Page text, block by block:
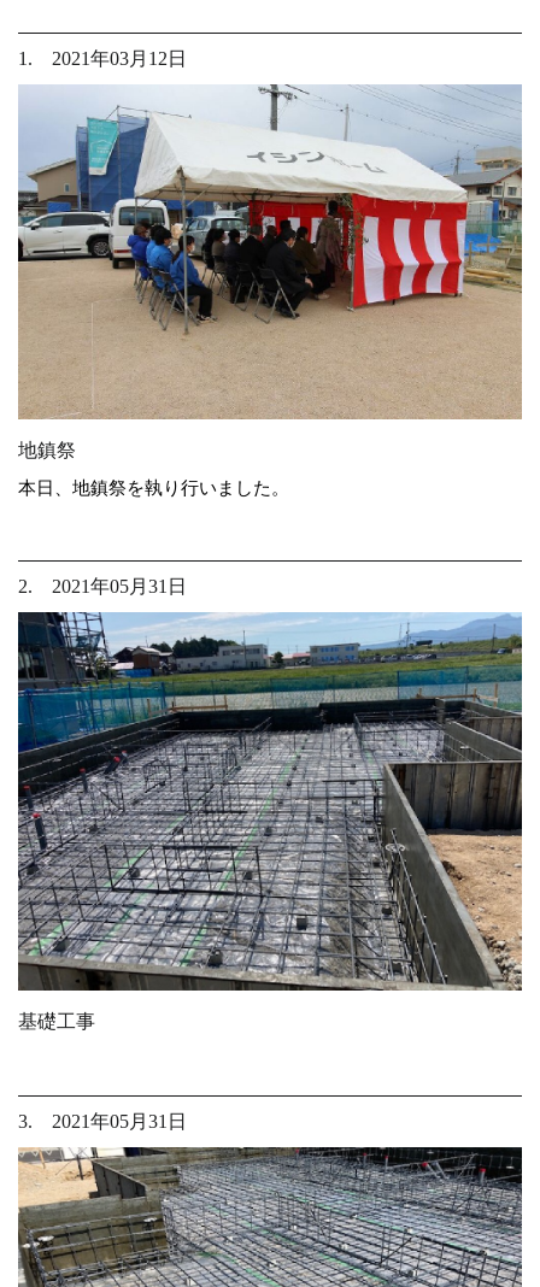
1. 2021年03月12日
地鎮祭
本日、地鎮祭を執り行いました。
2. 2021年05月31日
基礎工事
3. 2021年05月31日